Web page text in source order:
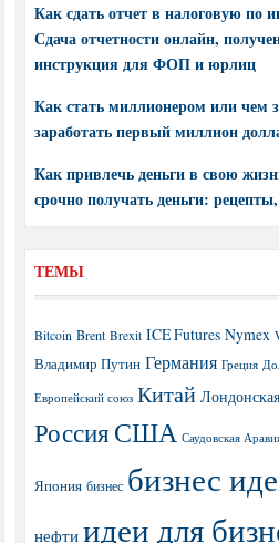
Как сдать отчет в налоговую по
Сдача отчетности онлайн,
инструкция для ФОП и юрлиц
Как стать миллионером или чем
заработать первый миллион
Как привлечь деньги в свою
срочно получать деньги:
ТЕМЫ
Bitcoin Brent Brexit ICE Futures Nymex
Владимир Путин Германия Греция
Европейский союз Китай
РоссияСША Саудовская
Япония бизнес бизнес
нефти идеи для